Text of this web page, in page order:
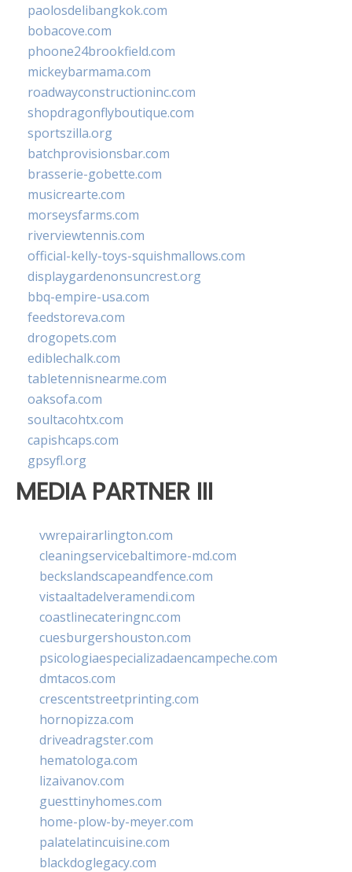
paolosdelibangkok.com
bobacove.com
phoone24brookfield.com
mickeybarmama.com
roadwayconstructioninc.com
shopdragonflyboutique.com
sportszilla.org
batchprovisionsbar.com
brasserie-gobette.com
musicrearte.com
morseysfarms.com
riverviewtennis.com
official-kelly-toys-squishmallows.com
displaygardenonsuncrest.org
bbq-empire-usa.com
feedstoreva.com
drogopets.com
ediblechalk.com
tabletennisnearme.com
oaksofa.com
soultacohtx.com
capishcaps.com
gpsyfl.org
MEDIA PARTNER III
vwrepairarlington.com
cleaningservicebaltimore-md.com
beckslandscapeandfence.com
vistaaltadelveramendi.com
coastlinecateringnc.com
cuesburgershouston.com
psicologiaespecializadaencampeche.com
dmtacos.com
crescentstreetprinting.com
hornopizza.com
driveadragster.com
hematologa.com
lizaivanov.com
guesttinyhomes.com
home-plow-by-meyer.com
palatelatincuisine.com
blackdoglegacy.com